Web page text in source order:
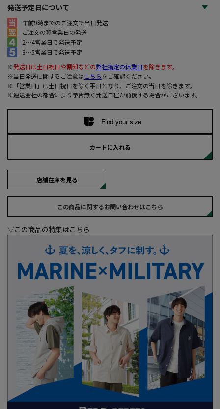
発送予定日について
午前9時までのご注文で当日発送
ご注文の翌営業日の発送
2～4営業日で発送予定
3～5営業日で発送予定
※発送日は土日祝日や棚卸などの弊社指定の休業日を除きます。
※当日発送に関するご注意はこちらをご確認ください。
※「営業日」は土日祝日を除く平日となり、ご注文の当日を除きます。
※運送会社の都合により予告無く発送日程が前後する場合がございます。
Find your size
カートに入れる
店舗在庫を見る
この商品に関するお問い合わせはこちら
▽この商品の特集はこちら